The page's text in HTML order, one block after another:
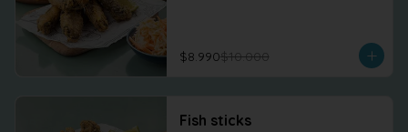
$8.990$10.000
Fish sticks